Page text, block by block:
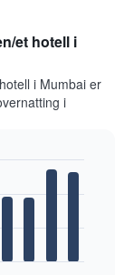
et hotell i
i Mumbai er
i